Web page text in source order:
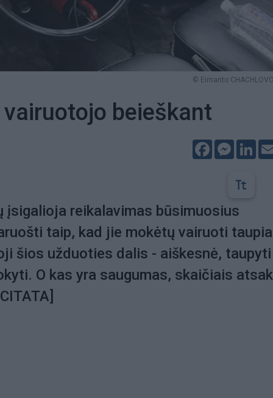
© Eimanto
beieškant
Facebook
įsigalioja reikalavimas būsimuosius
taip, kad jie mokėtų vairuoti
šios užduoties dalis - aiškesnė, taupyti
O kas yra saugumas, skaičiais